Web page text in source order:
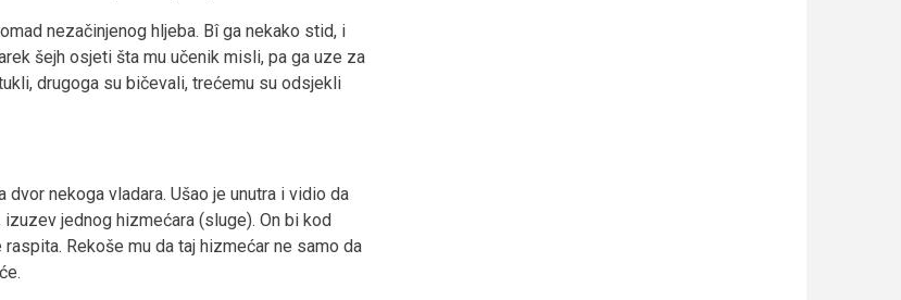
nezačinjenog hljeba. Bî ga nekako stid, i
šejh osjeti šta mu učenik misli, pa ga uze za
drugoga su bičevali, trećemu su odsjekli
nekoga vladara. Ušao je unutra i vidio da
jednog hizmećara (sluge). On bi kod
Rekoše mu da taj hizmećar ne samo da